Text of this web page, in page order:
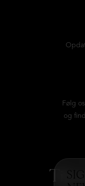
Følg
og